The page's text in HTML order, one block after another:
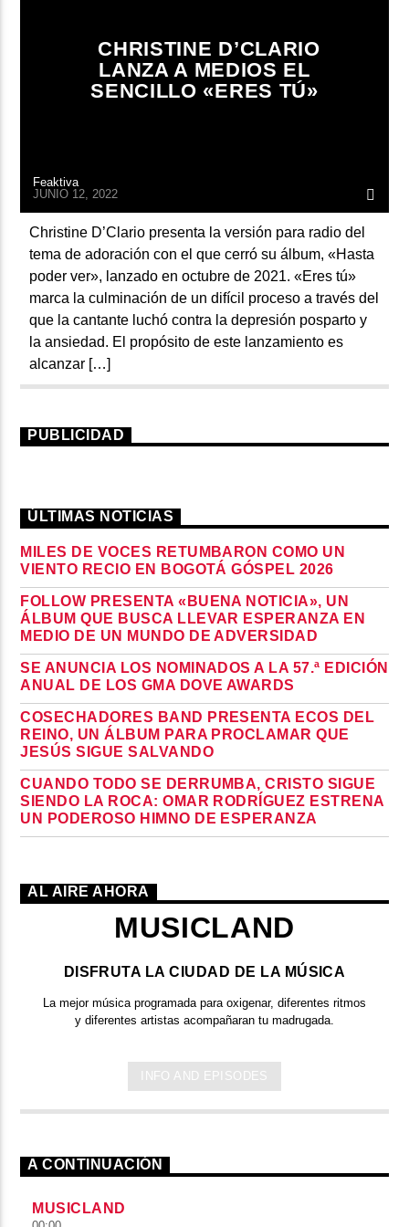
CHRISTINE D’CLARIO
LANZA A MEDIOS EL
SENCILLO «ERES TÚ»
Feaktiva
JUNIO 12, 2022
Christine D’Clario presenta la versión para radio del
tema de adoración con el que cerró su álbum, «Hasta
poder ver», lanzado en octubre de 2021. «Eres tú»
marca la culminación de un difícil proceso a través del
que la cantante luchó contra la depresión posparto y
la ansiedad. El propósito de este lanzamiento es
alcanzar […]
PUBLICIDAD
ÚLTIMAS NOTICIAS
MILES DE VOCES RETUMBARON COMO UN
VIENTO RECIO EN BOGOTÁ GÓSPEL 2026
FOLLOW PRESENTA «BUENA NOTICIA», UN
ÁLBUM QUE BUSCA LLEVAR ESPERANZA EN
MEDIO DE UN MUNDO DE ADVERSIDAD
SE ANUNCIA LOS NOMINADOS A LA 57.ª EDICIÓN
ANUAL DE LOS GMA DOVE AWARDS
COSECHADORES BAND PRESENTA ECOS DEL
REINO, UN ÁLBUM PARA PROCLAMAR QUE
JESÚS SIGUE SALVANDO
CUANDO TODO SE DERRUMBA, CRISTO SIGUE
SIENDO LA ROCA: OMAR RODRÍGUEZ ESTRENA
UN PODEROSO HIMNO DE ESPERANZA
AL AIRE AHORA
MUSICLAND
DISFRUTA LA CIUDAD DE LA MÚSICA
La mejor música programada para oxigenar, diferentes ritmos
y diferentes artistas acompañaran tu madrugada.
INFO AND EPISODES
A CONTINUACIÓN
MUSICLAND